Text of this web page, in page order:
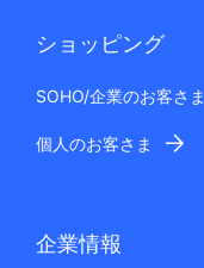
ショッピング
SOHO/企業のお客さま
個人のお客さま
企業情報